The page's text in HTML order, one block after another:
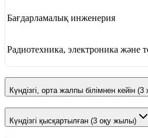
Бағдарламалық инженерия
Радиотехника, электроника және
Күндізгі, орта жалпы білімнен кейін
Күндізгі қысқартылған (3 оқу жылы)